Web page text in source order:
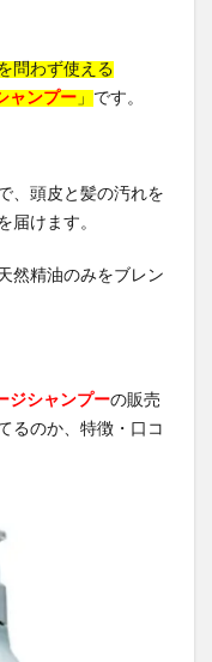
問わず使える
ャンプー 」 です。
、頭皮と髪の汚れを
届けます。
然精油のみをブレン
ジシャンプーの販売
るのか、特徴・口コ